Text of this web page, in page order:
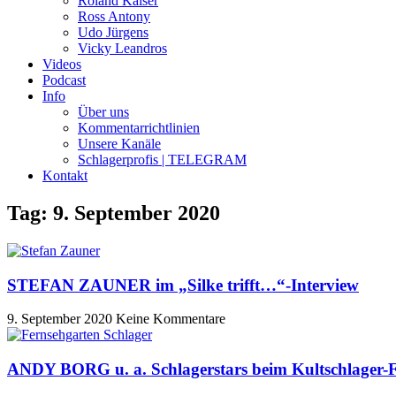
Ross Antony
Udo Jürgens
Vicky Leandros
Videos
Podcast
Info
Über uns
Kommentarrichtlinien
Unsere Kanäle
Schlagerprofis | TELEGRAM
Kontakt
Tag: 9. September 2020
STEFAN ZAUNER im „Silke trifft…“-Interview
9. September 2020 Keine Kommentare
ANDY BORG u. a. Schlagerstars beim Kultschlager-